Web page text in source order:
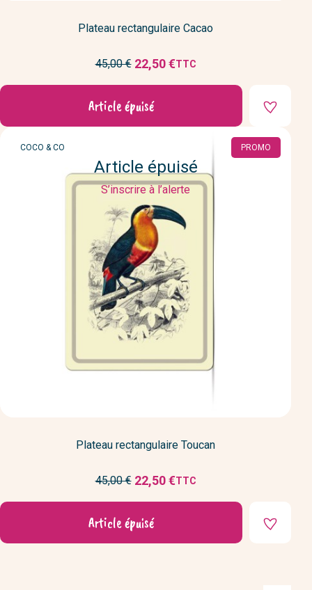
Plateau rectangulaire Cacao
Prix
base
45,00 €
Prix
réduit
22,50 €TTC
Article épuisé
MARQUE
COCO & CO PROMO
Article épuisé
S’inscrire à l’alerte
Plateau rectangulaire Toucan
Prix
base
45,00 €
Prix
réduit
22,50 €TTC
Article épuisé